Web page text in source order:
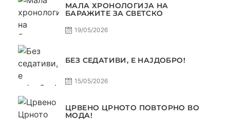
МАЛА ХРОНОЛОГИЈА НА
БАРАЖИТЕ ЗА СВЕТСКО
19/05/2026
БЕЗ СЕДАТИВИ, Е НАЈДОБРО!
15/05/2026
ЦРВЕНО ЦРНОТО ПОВТОРНО ВО
МОДА!